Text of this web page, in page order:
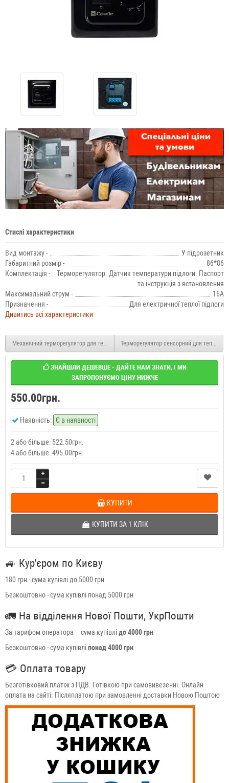
Стислі характеристики
Вид монтажу -
У підрозетник
Габаритний розмір -
86*86
Комплектація -
Терморегулятор. Датчик температури підлоги. Паспорт
та інструкція з встановлення
Максимальний струм -
16А
Призначення -
Для електричної теплої підлоги
Дивитись всі характеристики
Механічний терморегулятор для теплої підлоги Castle RTC 70.26 Слонова кістка
Терморегулятор сенсорний для теплої
ЗНАЙШЛИ ДЕШЕВШЕ - ДАЙТЕ НАМ ЗНАТИ, І МИ
ЗАПРОПОНУЄМО ЦІНУ НИЖЧЕ
550.00грн.
Наявність: Є в наявності
2 або більше: 522.50грн.
4 або більше: 495.00грн.
КУПИТИ
КУПИТИ ЗА 1 КЛIК
🚙 Кур'єром по Києву
180 грн - сума купівлі до 5000 грн
Безкоштовно - сума купівлі понад 5000 грн
🚛 На відділення Нової Пошти, УкрПошти
За тарифом оператора – сума купівлідо 4000 грн
Безкоштовно - сума купівліпонад 4000 грн
💳 Оплата товару
Безготівковий платіж з ПДВ. Готівкою при самовивезенні. Онлайн
оплата на сайті. Післяплатою при замовленні доставки Новою Поштою